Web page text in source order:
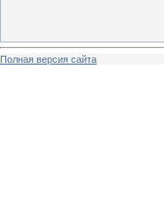
Полная версия сайта